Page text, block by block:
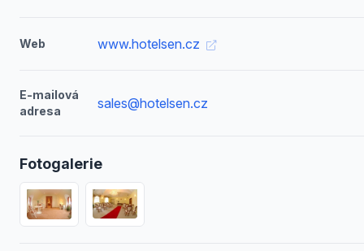
Web www.hotelsen.cz
E-mailová
adresa
sales@hotelsen.cz
Fotogalerie